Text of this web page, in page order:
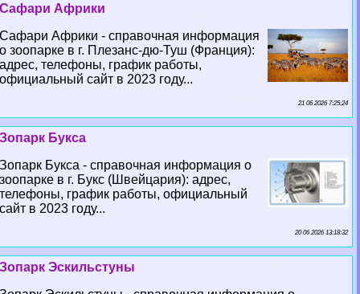
Сафари Африки
Сафари Африки - справочная информация
о зоопарке в г. Плезанс-дю-Туш (Франция):
адрес, телефоны, график работы,
официальный сайт в 2023 году...
21 06 2026 7:25:24
Зопарк Букса
Зопарк Букса - справочная информация о
зоопарке в г. Букс (Швейцария): адрес,
телефоны, график работы, официальный
сайт в 2023 году...
20 06 2026 13:18:32
Зопарк Эскильстуны